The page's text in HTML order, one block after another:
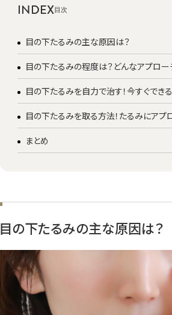
INDEX
目の下たるみの主な原因は？
目の下たるみの程度は？どんなアプロー
目の下たるみを自力で治す！今すぐでき
目の下たるみを取る方法！たるみにア
まとめ
目の下たるみの主な原因は？